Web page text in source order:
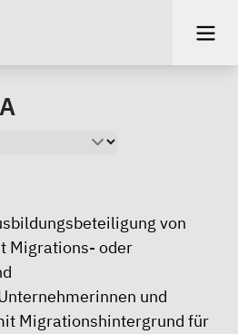
von
Migrations- oder
und
Migrationshintergrund für